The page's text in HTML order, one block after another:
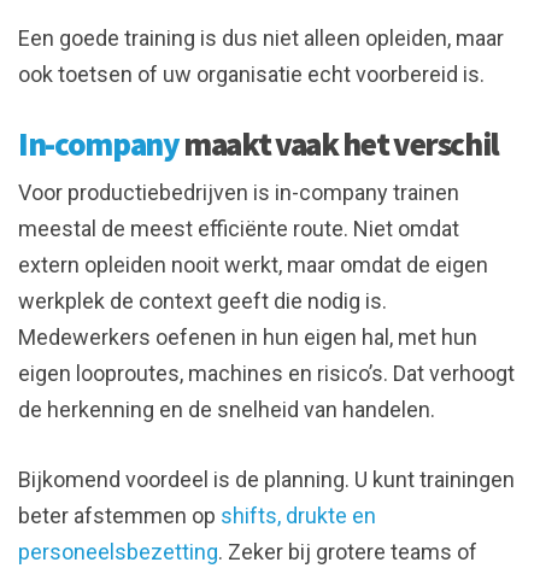
Een goede training is dus niet alleen opleiden, maar
ook toetsen of uw organisatie echt voorbereid is.
In-companymaakt vaak het verschil
Voor productiebedrijven is in-company trainen
meestal de meest efficiënte route. Niet omdat
extern opleiden nooit werkt, maar omdat de eigen
werkplek de context geeft die nodig is.
Medewerkers oefenen in hun eigen hal, met hun
eigen looproutes, machines en risico’s. Dat verhoogt
de herkenning en de snelheid van handelen.
Bijkomend voordeel is de planning. U kunt trainingen
beter afstemmen op shifts, drukte en
personeelsbezetting. Zeker bij grotere teams of